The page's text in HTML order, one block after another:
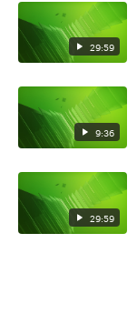
29:59
9:36
29:59